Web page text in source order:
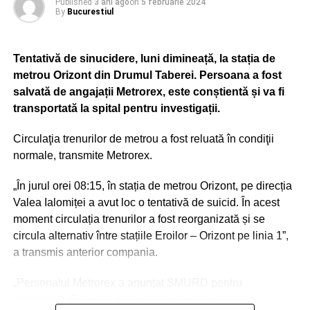
Municipiului Bucureşti a obţinut fonduri nerambursabile
de la Administraţia Fondului pentru Mediu.
Published 3 ani agoon 5 februarie 2024
By Bucurestiul
Tentativă de sinucidere, luni dimineață, la stația de
metrou Orizont din Drumul Taberei. Persoana a fost
salvată de angajații Metrorex, este conștientă și va fi
transportată la spital pentru investigații.
Circulaţia trenurilor de metrou a fost reluată în condiţii
normale, transmite Metrorex.
„În jurul orei 08:15, în stația de metrou Orizont, pe direcția
Valea Ialomiței a avut loc o tentativă de suicid. În acest
moment circulația trenurilor a fost reorganizată și se
circula alternativ între stațiile Eroilor – Orizont pe linia 1”,
a transmis anterior compania.